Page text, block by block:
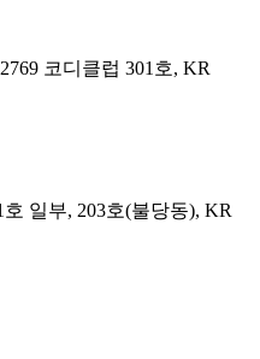
코디클럽 301호, KR
일부, 203호(불당동), KR